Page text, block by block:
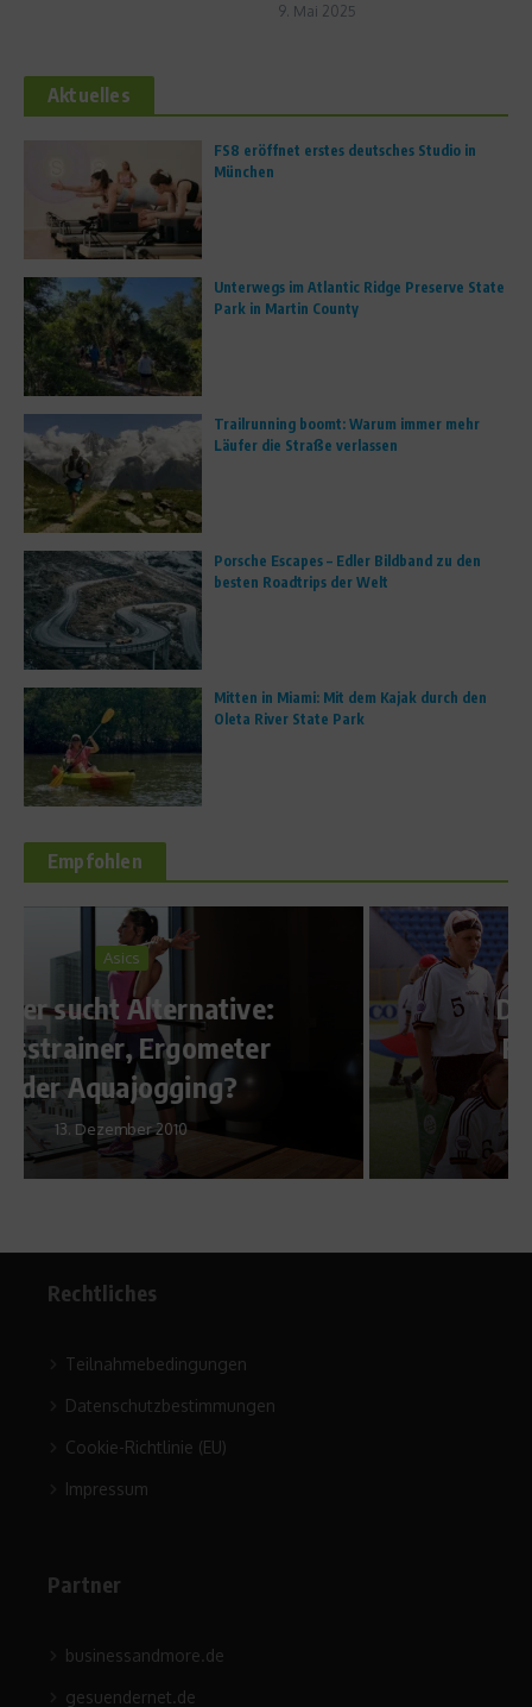
9. Mai 2025
Aktuelles
FS8 eröffnet erstes deutsches Studio in
München
Unterwegs im Atlantic Ridge Preserve State
Park in Martin County
Trailrunning boomt: Warum immer mehr
Läufer die Straße verlassen
Porsche Escapes – Edler Bildband zu den
besten Roadtrips der Welt
Mitten in Miami: Mit dem Kajak durch den
Oleta River State Park
Empfohlen
Die Geschichte des
Frauenfußballs in
Deutschland
Rechtliches
Teilnahmebedingungen
Datenschutzbestimmungen
Cookie-Richtlinie (EU)
Impressum
Partner
businessandmore.de
gesuendernet.de